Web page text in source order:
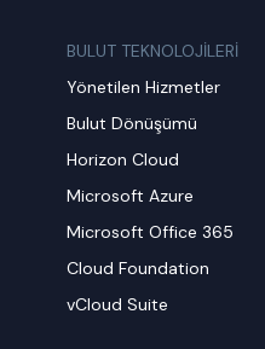
BULUT TEKNOLOJİLERİ
Yönetilen Hizmetler
Bulut Dönüşümü
Horizon Cloud
Microsoft Azure
Microsoft Office 365
Cloud Foundation
vCloud Suite